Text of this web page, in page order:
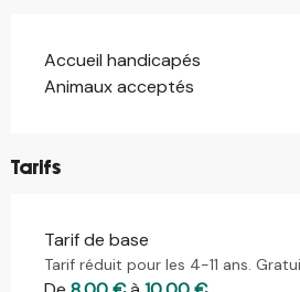
Accueil handicapés
Animaux acceptés
Tarifs
Tarif de base
Tarif réduit pour les 4-11 ans.